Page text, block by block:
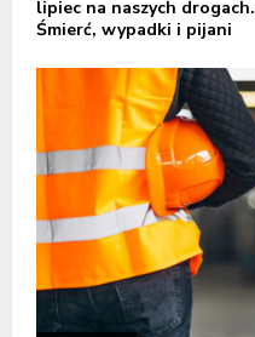
lipiec na naszych drogach.
Śmierć, wypadki i pijani